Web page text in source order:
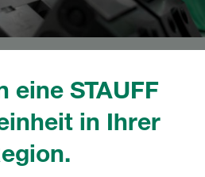
eine STAUFF
in Ihrer
professionellen